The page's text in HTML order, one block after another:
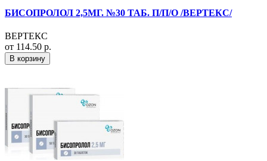
БИСОПРОЛОЛ 2,5МГ. №30 ТАБ. П/П/О /ВЕРТЕКС/
ВЕРТЕКС
от 114.50 р.
В корзину